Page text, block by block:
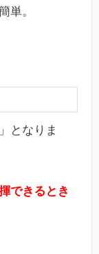
単。
となりま
できるとき